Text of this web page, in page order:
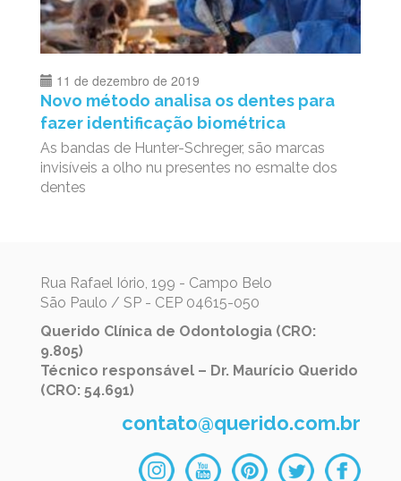
11 de dezembro de 2019
Novo método analisa os dentes para
fazer identificação biométrica
As bandas de Hunter-Schreger, são marcas
invisíveis a olho nu presentes no esmalte dos
dentes
Rua Rafael Iório, 199 - Campo Belo
São Paulo / SP - CEP 04615-050
Querido Clínica de Odontologia (CRO:
9.805)
Técnico responsável – Dr. Maurício Querido
(CRO: 54.691)
contato@querido.com.br